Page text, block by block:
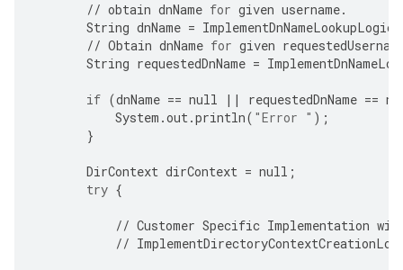
// obtain dnName for given username.
String dnName = ImplementDnNameLookupLogic
// Obtain dnName for given
String requestedDnName =
if (dnName == null || requestedDnName ==
System .out.println( "Error " );
}
DirContext dirContext = null ;
try {
// Customer Specific Implementation
//